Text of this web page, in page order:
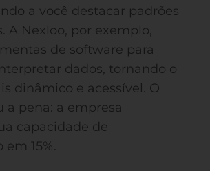
a você destacar padrões
A Nexloo, por exemplo,
de software para
dados, tornando o
dinâmico e acessível. O
a pena: a empresa
capacidade de
15%.